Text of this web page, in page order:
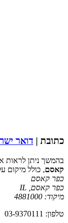
כתובת | דואר
בהמשך ניתן לראות
קאסם, כולל מיקום
כפר קאסם
כפר קאסם IL
מיקוד: 4881000
טלפון: 03-9370111